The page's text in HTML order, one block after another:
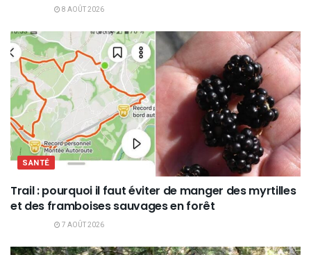
8 AOÛT 2026
SANTÉ
Trail : pourquoi il faut éviter de manger des myrtilles
et des framboises sauvages en forêt
7 AOÛT 2026